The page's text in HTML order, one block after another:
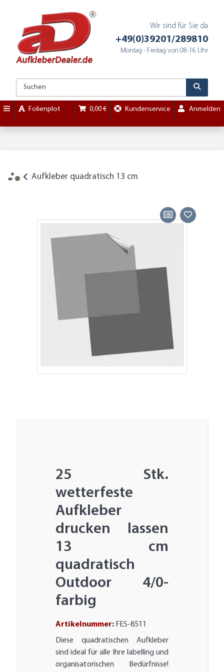
Wir sind für Sie da
+49(0)39201/289810
Montag - Freitag von 08-16 Uhr
Folienplot 0,00 € Kundenservice Anmelden
Aufkleber quadratisch 13 cm
25 Stk.
wetterfeste
Aufkleber
drucken lassen
13 cm
quadratisch
Outdoor 4/0-
farbig
Artikelnummer: FES-8511
Diese quadratischen Aufkleber
sind ideal für alle Ihre labelling und
organisatorischen Bedürfnisse!